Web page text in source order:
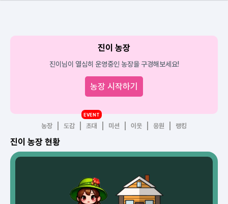
진이 농장
진이님이 열심히 운영중인 농장을 구경해보세요!
농장 시작하기
농장 도감 초대
EVENT
미션 이웃 응원 랭킹
진이 농장 현황